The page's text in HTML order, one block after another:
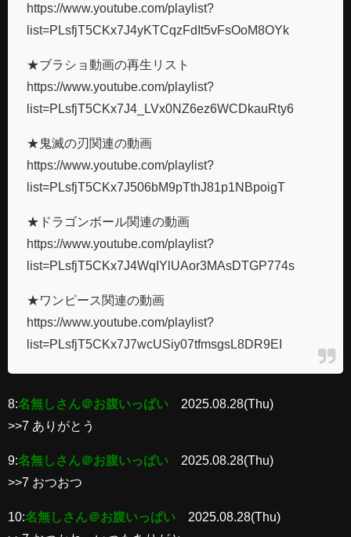
https://www.youtube.com/playlist?
list=PLsfjT5CKx7J4yKTCqzFdIt5vFsOoM8OYk
★ブラショ動画の再生リスト
https://www.youtube.com/playlist?
list=PLsfjT5CKx7J4_LVx0NZ6ez6WCDkauRty6
★鬼滅の刃関連の動画
https://www.youtube.com/playlist?
list=PLsfjT5CKx7J506bM9pTthJ81p1NBpoigT
★ドラゴンボール関連の動画
https://www.youtube.com/playlist?
list=PLsfjT5CKx7J4WqIYlUAor3MAsDTGP774s
★ワンピース関連の動画
https://www.youtube.com/playlist?
list=PLsfjT5CKx7J7wcUSiy07tfmsgsL8DR9EI
8:名無しさん＠お腹いっぱい
2025.08.28(Thu)
>>7 ありがとう
9:名無しさん＠お腹いっぱい
2025.08.28(Thu)
>>7 おつおつ
10:名無しさん＠お腹いっぱい
2025.08.28(Thu)